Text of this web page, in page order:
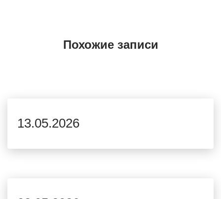
Похожие записи
13.05.2026